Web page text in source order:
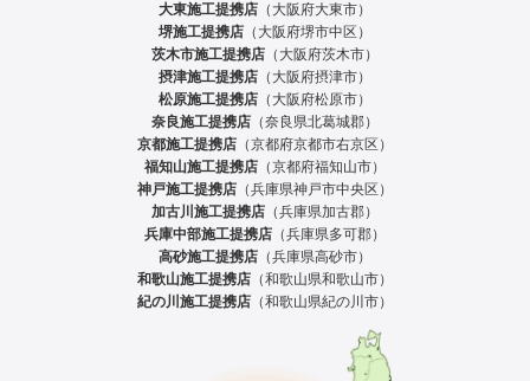
大東施工提携店 （大阪府大東市）
堺施工提携店 （大阪府堺市中区）
茨木市施工提携店 （大阪府茨木市）
摂津施工提携店 （大阪府摂津市）
松原施工提携店 （大阪府松原市）
奈良施工提携店 （奈良県北葛城郡）
京都施工提携店 （京都府京都市右京区）
福知山施工提携店 （京都府福知山市）
神戸施工提携店 （兵庫県神戸市中央区）
加古川施工提携店 （兵庫県加古郡）
兵庫中部施工提携店 （兵庫県多可郡）
高砂施工提携店 （兵庫県高砂市）
和歌山施工提携店 （和歌山県和歌山市）
紀の川施工提携店 （和歌山県紀の川市）